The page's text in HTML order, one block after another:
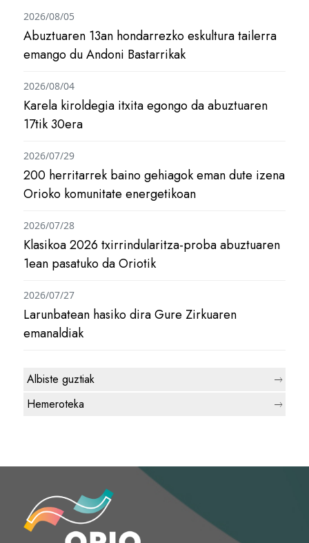
Abuztuaren 13an hondarrezko eskultura tailerra
emango du Andoni Bastarrikak
2026/08/05
Karela kiroldegia itxita egongo da abuztuaren
17tik 30era
2026/08/04
200 herritarrek baino gehiagok eman dute izena
Orioko komunitate energetikoan
2026/07/29
Klasikoa 2026 txirrindularitza-proba abuztuaren
1ean pasatuko da Oriotik
2026/07/28
Larunbatean hasiko dira Gure Zirkuaren
emanaldiak
2026/07/27
Albiste guztiak
Hemeroteka